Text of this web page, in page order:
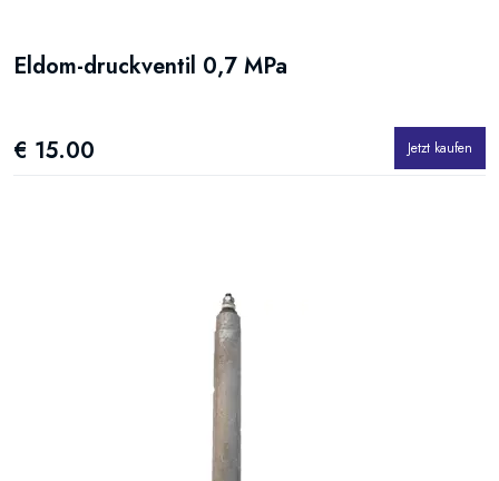
Eldom-druckventil 0,7 MPa
€ 15.00 Jetzt kaufen